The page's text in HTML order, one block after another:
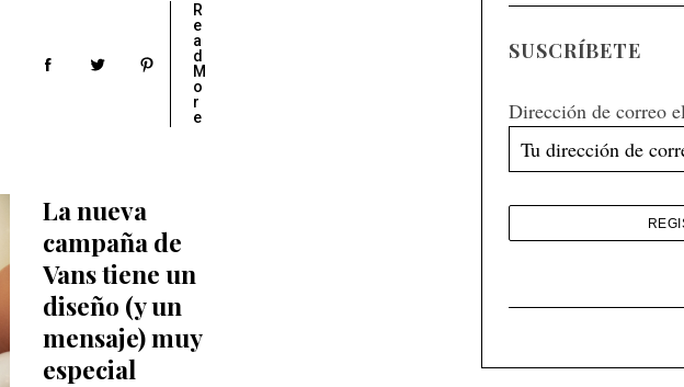
R
e
a
d
M
o
r
e
La nueva
campaña de
Vans tiene un
diseño (y un
mensaje) muy
especial
SUSCRÍBETE
Dirección de correo